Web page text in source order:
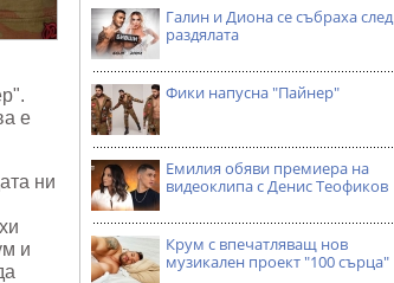
е
ни
и
Галин и Диона се събраха след
раздялата
Фики напусна "Пайнер"
Емилия обяви премиера на
видеоклипа с Денис Теофиков
Крум с впечатляващ нов
музикален проект "100 сърца"